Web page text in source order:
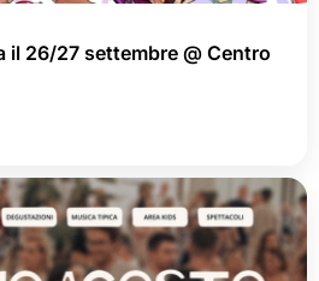
il 26/27 settembre @ Centro